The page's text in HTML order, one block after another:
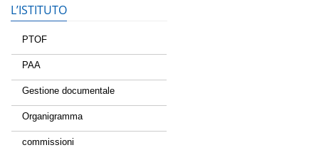
L’ISTITUTO
PTOF
PAA
Gestione documentale
Organigramma
commissioni